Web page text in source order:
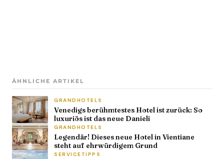
ÄHNLICHE ARTIKEL
GRANDHOTELS
Venedigs berühmtestes Hotel ist zurück: So
luxuriös ist das neue Danieli
GRANDHOTELS
Legendär! Dieses neue Hotel in Vientiane
steht auf ehrwürdigem Grund
SERVICETIPPS